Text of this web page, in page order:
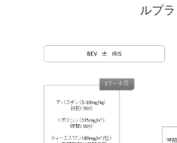
ルプ